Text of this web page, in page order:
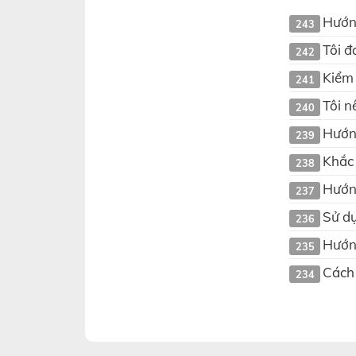
243
242 Tôi
241
240 Tôi
239
238
237
236 Sử
235
234